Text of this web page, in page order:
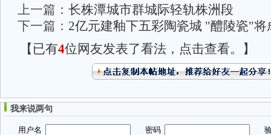
上一篇： 长株潭城市群城际轻轨株洲段
下一篇： 2亿元建釉下五彩陶瓷城 "醴陵瓷"将
【已有4位网友发表了看法，点击查看。】
我来说两句
用户名 密码 验